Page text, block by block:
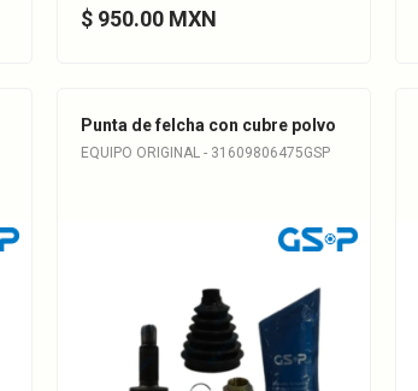
$ 950.00 MXN
Punta de felcha con cubre polvo
EQUIPO ORIGINAL - 31609806475GSP